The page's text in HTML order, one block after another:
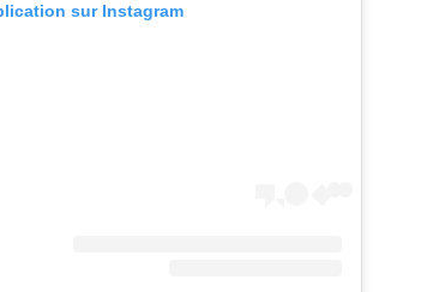
sur Instagram